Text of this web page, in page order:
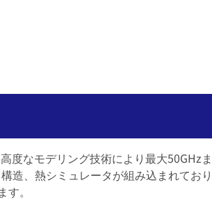
度なモデリング技術により最大50GHz
造、熱シミュレータが組み込まれてお
。